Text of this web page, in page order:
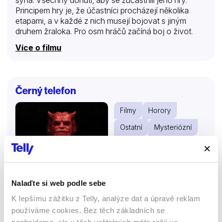
Nalaďte si web podle sebe
K lepšímu zážitku z Telly, analýze dat a úpravě reklam
používáme cookies. Bez těch základních se
Principem hry je, že účastníci procházejí několika
etapami, a v každé z nich musejí bojovat s jiným
druhem žraloka. Pro osm hráčů začíná boj o život.
Více o filmu
Černý telefon
Filmy
Horory
Ostatní
Mysteriózní